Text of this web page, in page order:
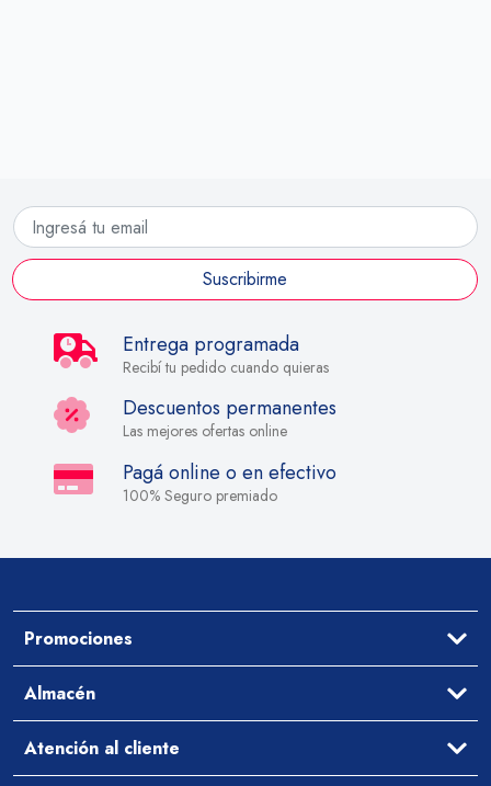
Suscribirme
Entrega programada
Recibí tu pedido cuando quieras
Descuentos permanentes
Las mejores ofertas online
Pagá online o en efectivo
100% Seguro premiado
Promociones
Almacén
Arroz y Legumbres
Atención al cliente